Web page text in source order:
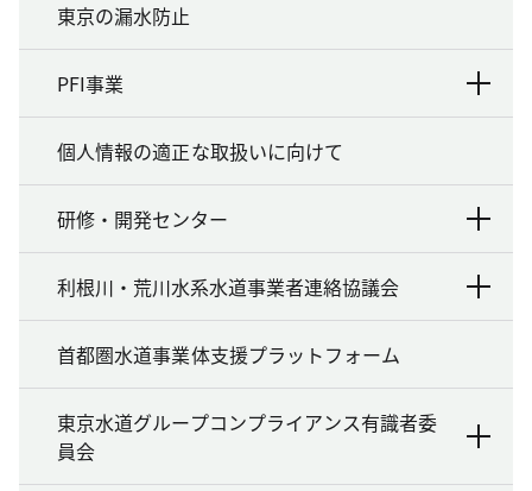
東京の漏水防止
PFI事業
個人情報の適正な取扱いに向けて
研修・開発センター
利根川・荒川水系水道事業者連絡協議会
首都圏水道事業体支援プラットフォーム
東京水道グループコンプライアンス有識者委
員会